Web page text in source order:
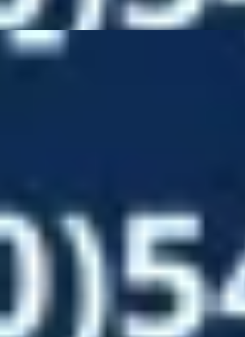
2019
Inscription 262 pk
· Plug-in hybride · Automaat
· Denekamp 4,5
)